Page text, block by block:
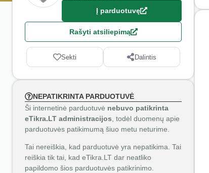
Į parduotuvę
Rašyti atsiliepimą
Sekti Dalintis
NEPATIKRINTA PARDUOTUVĖ
Ši internetinė parduotuvė nebuvo patikrinta
eTikra.LT administracijos , todėl duomenų apie
parduotuvės patikimumą šiuo metu neturime.
Tai nereiškia, kad parduotuvė yra nepatikima. Tai
reiškia tik tai, kad eTikra.LT dar neatliko
papildomo šios parduotuvės patikrinimo.